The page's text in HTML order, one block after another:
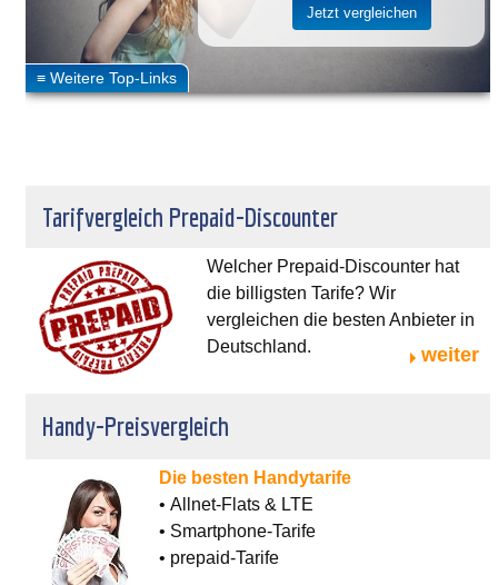
Tarifvergleich Prepaid-Discounter
Welcher Prepaid-Discounter hat
die billigsten Tarife? Wir
vergleichen die besten Anbieter in
Deutschland.
weiter
Handy-Preisvergleich
Die besten Handytarife
• Allnet-Flats & LTE
• Smartphone-Tarife
• prepaid-Tarife